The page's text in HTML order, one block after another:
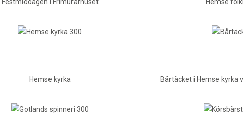
Hemse kyrka Bårtäcket i Hemse kyrka